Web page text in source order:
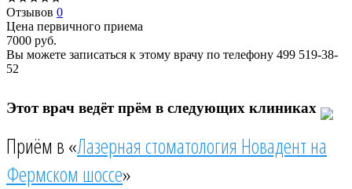
Отзывов 0
Цена первичного приема
7000 руб.
Вы можете записаться к этому врачу по телефону 499 519-38-
52
Этот врач ведёт прём в следующих клиниках
Приём в «Лазерная стоматология Новадент на
Фермском шоссе»